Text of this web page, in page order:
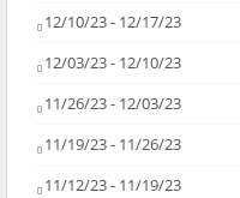
12/10/23 - 12/17/23
12/03/23 - 12/10/23
11/26/23 - 12/03/23
11/19/23 - 11/26/23
11/12/23 - 11/19/23